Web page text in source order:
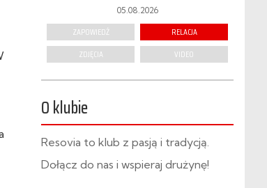
05.08.2026
ZAPOWIEDŹ
RELACJA
ZDJĘCIA
VIDEO
O klubie
Resovia to klub z pasją i tradycją.
Dołącz do nas i wspieraj drużynę!